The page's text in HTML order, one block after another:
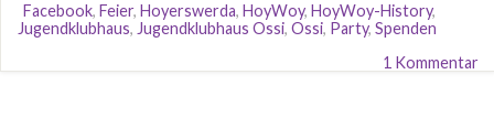
Facebook, Feier, Hoyerswerda, HoyWoy, HoyWoy-History,
Jugendklubhaus, Jugendklubhaus Ossi, Ossi, Party, Spenden
1 Kommentar